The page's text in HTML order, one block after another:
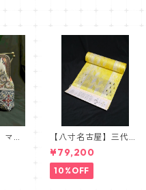
ジ
【八寸名古屋】三代
目・博鳳謹製 三軸組
織八寸名古屋帯 組
織 組帯 イエロー
¥79,200
10%OFF